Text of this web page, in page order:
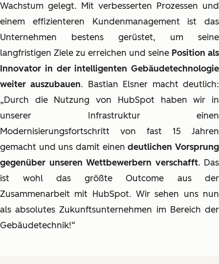
Wachstum gelegt. Mit verbesserten Prozessen und
einem effizienteren Kundenmanagement ist das
Unternehmen bestens gerüstet, um seine
langfristigen Ziele zu erreichen und seine Position als
Innovator in der intelligenten Gebäudetechnologie
weiter auszubauen. Bastian Elsner macht deutlich:
„Durch die Nutzung von HubSpot haben wir in
unserer Infrastruktur einen
Modernisierungsfortschritt von fast 15 Jahren
gemacht und uns damit einendeutlichen Vorsprung
gegenüber unseren Wettbewerbern verschafft. Das
ist wohl das größte Outcome aus der
Zusammenarbeit mit HubSpot. Wir sehen uns nun
als absolutes Zukunftsunternehmen im Bereich der
Gebäudetechnik!“